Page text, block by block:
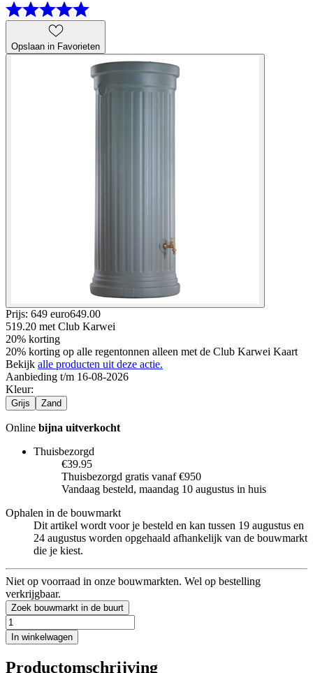
Opslaan in Favorieten
Prijs: 649 euro649.00
519.20 met Club Karwei
20% korting
20% korting op alle regentonnen alleen met de Club Karwei Kaart
Bekijk alle producten uit deze actie.
Aanbieding t/m 16-08-2026
Kleur:
Grijs Zand
Online bijna uitverkocht
Thuisbezorgd
€39.95
Thuisbezorgd gratis vanaf €950
Vandaag besteld, maandag 10 augustus in huis
Ophalen in de bouwmarkt
Dit artikel wordt voor je besteld en kan tussen 19 augustus en
24 augustus worden opgehaald afhankelijk van de bouwmarkt
die je kiest.
Niet op voorraad in onze bouwmarkten. Wel op bestelling
verkrijgbaar.
Zoek bouwmarkt in de buurt
In winkelwagen
Productomschrijving